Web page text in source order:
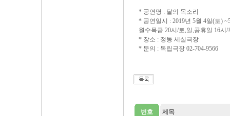
* 공연명 : 달의 목소리
* 공연일시 : 2019년 5월 4일(토)
월수목금 20시/토,일,공휴일 16시
* 장소 : 정동 세실극장
* 문의 : 독립극장 02-704-9566
번호 제목